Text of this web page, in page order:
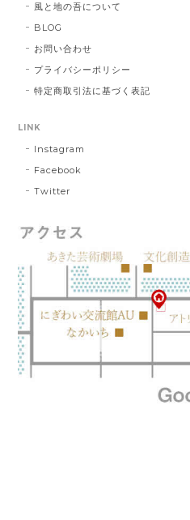
風と地の吾について
BLOG
お問い合わせ
プライバシーポリシー
特定商取引法に基づく表記
LINK
Instagram
Facebook
Twitter